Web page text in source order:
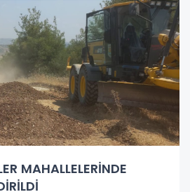
MAHALLELERİNDE